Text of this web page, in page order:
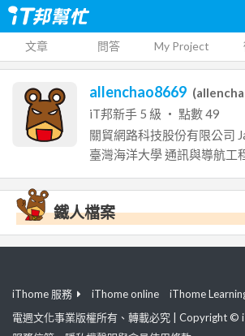
文章 問答 My Project
allenchao8669 (
iT邦新手 5 級 ‧ 點數49
關貿網路科技股份有限公司
臺灣海洋大學通訊與導航工
鐵人檔案
iThome 服務 iThome online
iThome
電週文化事業版權所有、轉載必究 | Copyright ©